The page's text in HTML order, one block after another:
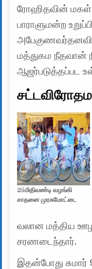
ரோஹிதவின் மகள்
பாராளுமன்ற
மத்துகம நீதவான்
ஆஜர்படுத்தப்பட
25மிதிவண்டி வழங்கி
சாதனை முரசுமோட்டை
வலான மத்திய ஊழல்
சரணடைந்தார்.
இதன்போது சுமார்